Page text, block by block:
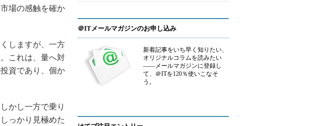
場の感触を確か
しますが、一方
これは、量へ対
資であり、個か
かし一方で乗り
っかり見極めた
＠ITメールマガジンのお申し込み
新着記事をいち早く知りたい、
オリジナルコラムを読みたい
――メールマガジンに登録し
て、＠ITを120％使いこなそ
う。